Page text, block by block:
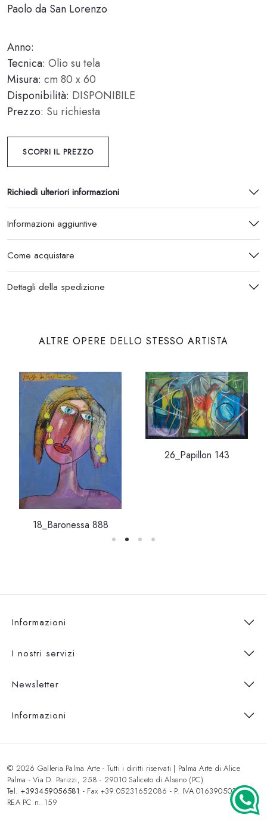
Paolo da San Lorenzo
Anno:
Tecnica: Olio su tela
Misura: cm 80 x 60
Disponibilità: DISPONIBILE
Prezzo: Su richiesta
SCOPRI IL PREZZO
Richiedi ulteriori informazioni
Informazioni aggiuntive
Come acquistare
Dettagli della spedizione
ALTRE OPERE DELLO STESSO ARTISTA
18_Baronessa 888
26_Papillon 143
Informazioni
I nostri servizi
Newsletter
Informazioni
© 2026 Galleria Palma Arte - Tutti i diritti riservati | Palma Arte di Alice
Palma - Via D. Parizzi, 258 - 29010 Saliceto di Alseno (PC)
Tel. +393459056581 - Fax +39.05231652086 - P. IVA 01639050333 -
REA PC n. 159